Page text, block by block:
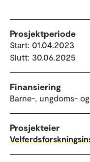
Prosjektperiode
Start: 01.04.2023
Slutt: 30.06.2025
Finansiering
Barne-, ungdoms-
Prosjekteier